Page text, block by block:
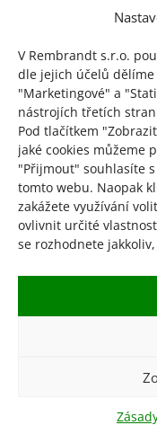
V Rembrandt s.r.o.
dle jejich účelů
"Marketingové" a
nástrojích třetích
Pod tlačítkem
jaké cookies můžeme
"Přijmout" souhlasíte
tomto webu. Naopak
zakážete využívání
ovlivnit určité
se rozhodnete
Obchodní